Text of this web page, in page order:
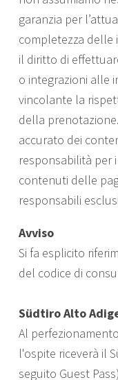
garanzia per
completezza delle
il diritto di
o integrazioni alle
vincolante la
della
accurato dei
responsabilità per
contenuti delle
responsabili
Avviso
Si fa esplicito
del codice di
Südtiro Alto
Al
l'ospite riceverà il
seguito Guest